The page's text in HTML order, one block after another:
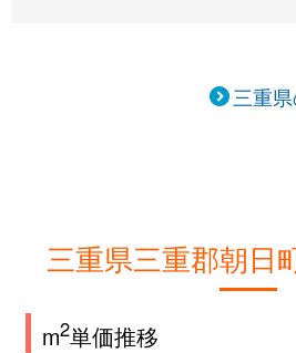
三重
三重県三重郡朝日
m2単価推移